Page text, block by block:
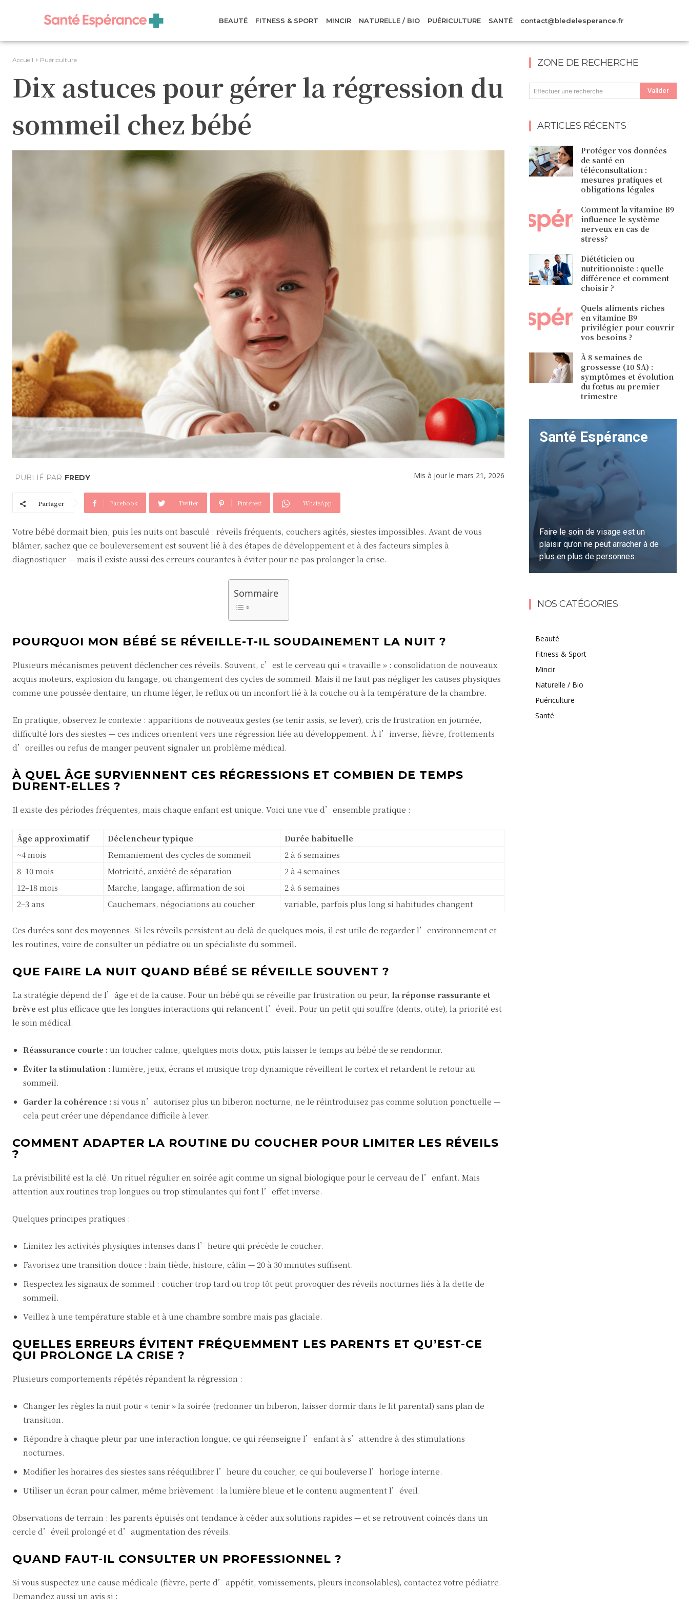
BEAUTÉ FITNESS & SPORT MINCIR NATURELLE / BIO PUÉRICULTURE SANTÉ contact@bledelesperance.fr
Accueil Puériculture
Dix astuces pour gérer la régression du
sommeil chez bébé
Mis à jour le mars 21, 2026
PUBLIÉ PAR FREDY
Partager Facebook Twitter Pinterest WhatsApp
Votre bébé dormait bien, puis les nuits ont basculé : réveils fréquents, couchers agités, siestes impossibles. Avant de vous
blâmer, sachez que ce bouleversement est souvent lié à des étapes de développement et à des facteurs simples à
diagnostiquer — mais il existe aussi des erreurs courantes à éviter pour ne pas prolonger la crise.
Sommaire
POURQUOI MON BÉBÉ SE RÉVEILLE-T-IL SOUDAINEMENT LA NUIT ?
Plusieurs mécanismes peuvent déclencher ces réveils. Souvent, c’est le cerveau qui « travaille » : consolidation de nouveaux
acquis moteurs, explosion du langage, ou changement des cycles de sommeil. Mais il ne faut pas négliger les causes physiques
comme une poussée dentaire, un rhume léger, le reflux ou un inconfort lié à la couche ou à la température de la chambre.
En pratique, observez le contexte : apparitions de nouveaux gestes (se tenir assis, se lever), cris de frustration en journée,
difficulté lors des siestes — ces indices orientent vers une régression liée au développement. À l’inverse, fièvre, frottements
d’oreilles ou refus de manger peuvent signaler un problème médical.
À QUEL ÂGE SURVIENNENT CES RÉGRESSIONS ET COMBIEN DE TEMPS
DURENT-ELLES ?
Il existe des périodes fréquentes, mais chaque enfant est unique. Voici une vue d’ensemble pratique :
Âge approximatif Déclencheur typique
Durée habituelle
~4 mois
Remaniement des cycles de sommeil
2 à 6 semaines
8–10 mois
Motricité, anxiété de séparation
2 à 4 semaines
12–18 mois
Marche, langage, affirmation de soi
2 à 6 semaines
2–3 ans
Cauchemars, négociations au coucher variable, parfois plus long si habitudes changent
Ces durées sont des moyennes. Si les réveils persistent au-delà de quelques mois, il est utile de regarder l’environnement et
les routines, voire de consulter un pédiatre ou un spécialiste du sommeil.
QUE FAIRE LA NUIT QUAND BÉBÉ SE RÉVEILLE SOUVENT ?
La stratégie dépend de l’âge et de la cause. Pour un bébé qui se réveille par frustration ou peur, la réponse rassurante et
brève est plus efficace que les longues interactions qui relancent l’éveil. Pour un petit qui souffre (dents, otite), la priorité est
le soin médical.
Réassurance courte : un toucher calme, quelques mots doux, puis laisser le temps au bébé de se rendormir.
Éviter la stimulation : lumière, jeux, écrans et musique trop dynamique réveillent le cortex et retardent le retour au
sommeil.
Garder la cohérence : si vous n’autorisez plus un biberon nocturne, ne le réintroduisez pas comme solution ponctuelle —
cela peut créer une dépendance difficile à lever.
COMMENT ADAPTER LA ROUTINE DU COUCHER POUR LIMITER LES RÉVEILS
?
La prévisibilité est la clé. Un rituel régulier en soirée agit comme un signal biologique pour le cerveau de l’enfant. Mais
attention aux routines trop longues ou trop stimulantes qui font l’effet inverse.
Quelques principes pratiques :
Limitez les activités physiques intenses dans l’heure qui précède le coucher.
Favorisez une transition douce : bain tiède, histoire, câlin — 20 à 30 minutes suffisent.
Respectez les signaux de sommeil : coucher trop tard ou trop tôt peut provoquer des réveils nocturnes liés à la dette de
sommeil.
Veillez à une température stable et à une chambre sombre mais pas glaciale.
QUELLES ERREURS ÉVITENT FRÉQUEMMENT LES PARENTS ET QU’EST-CE
QUI PROLONGE LA CRISE ?
Plusieurs comportements répétés répandent la régression :
Changer les règles la nuit pour « tenir » la soirée (redonner un biberon, laisser dormir dans le lit parental) sans plan de
transition.
Répondre à chaque pleur par une interaction longue, ce qui réenseigne l’enfant à s’attendre à des stimulations
nocturnes.
Modifier les horaires des siestes sans rééquilibrer l’heure du coucher, ce qui bouleverse l’horloge interne.
Utiliser un écran pour calmer, même brièvement : la lumière bleue et le contenu augmentent l’éveil.
Observations de terrain : les parents épuisés ont tendance à céder aux solutions rapides — et se retrouvent coincés dans un
cercle d’éveil prolongé et d’augmentation des réveils.
QUAND FAUT-IL CONSULTER UN PROFESSIONNEL ?
Si vous suspectez une cause médicale (fièvre, perte d’appétit, vomissements, pleurs inconsolables), contactez votre pédiatre.
Demandez aussi un avis si :
ZONE DE RECHERCHE
Effectuer une recherche Valider
ARTICLES RÉCENTS
Protéger vos données
de santé en
téléconsultation :
mesures pratiques et
obligations légales
Comment la vitamine B9
influence le système
nerveux en cas de
stress?
Diététicien ou
nutritionniste : quelle
différence et comment
choisir ?
Quels aliments riches
en vitamine B9
privilégier pour couvrir
vos besoins ?
À 8 semaines de
grossesse (10 SA) :
symptômes et évolution
du fœtus au premier
trimestre
Santé Espérance
Faire le soin de visage est un
plaisir qu’on ne peut arracher à de
plus en plus de personnes.
NOS CATÉGORIES
Beauté
Fitness & Sport
Mincir
Naturelle / Bio
Puériculture
Santé